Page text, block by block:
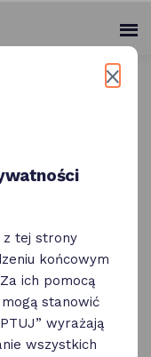
Panel
z tej strony
końcowym
ich pomocą
stanowić
wyrażają
wszystkich